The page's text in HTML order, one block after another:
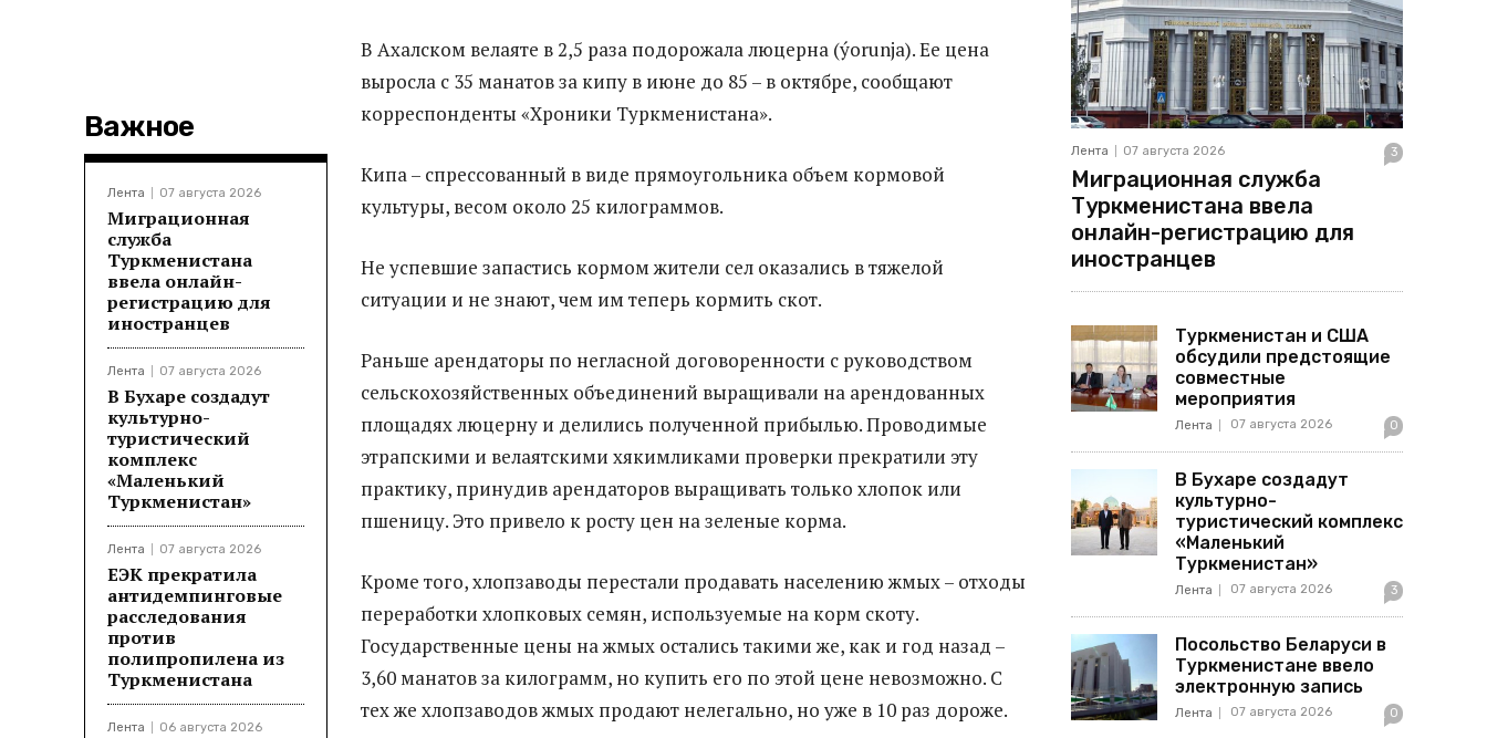
Важное
Лента 07 августа 2026
Миграционная
служба
Туркменистана
ввела онлайн-
регистрацию для
иностранцев
Лента 07 августа 2026
В Бухаре создадут
культурно-
туристический
комплекс
«Маленький
Туркменистан»
Лента 07 августа 2026
ЕЭК прекратила
антидемпинговые
расследования
против
полипропилена из
Туркменистана
Лента 06 августа 2026
В Ахалском велаяте в 2,5 раза подорожала люцерна (ýorunja). Ее цена
выросла с 35 манатов за кипу в июне до 85 – в октябре, сообщают
корреспонденты «Хроники Туркменистана».
Кипа – спрессованный в виде прямоугольника объем кормовой
культуры, весом около 25 килограммов.
Не успевшие запастись кормом жители сел оказались в тяжелой
ситуации и не знают, чем им теперь кормить скот.
Раньше арендаторы по негласной договоренности с руководством
сельскохозяйственных объединений выращивали на арендованных
площадях люцерну и делились полученной прибылью. Проводимые
этрапскими и велаятскими хякимликами проверки прекратили эту
практику, принудив арендаторов выращивать только хлопок или
пшеницу. Это привело к росту цен на зеленые корма.
Кроме того, хлопзаводы перестали продавать населению жмых – отходы
переработки хлопковых семян, используемые на корм скоту.
Государственные цены на жмых остались такими же, как и год назад –
3,60 манатов за килограмм, но купить его по этой цене невозможно. С
тех же хлопзаводов жмых продают нелегально, но уже в 10 раз дороже.
Лента 07 августа 2026 3
Миграционная служба
Туркменистана ввела
онлайн-регистрацию для
иностранцев
Туркменистан и США
обсудили предстоящие
совместные
мероприятия
Лента 07 августа 2026 0
В Бухаре создадут
культурно-
туристический комплекс
«Маленький
Туркменистан»
Лента 07 августа 2026 3
Посольство Беларуси в
Туркменистане ввело
электронную запись
Лента 07 августа 2026 0